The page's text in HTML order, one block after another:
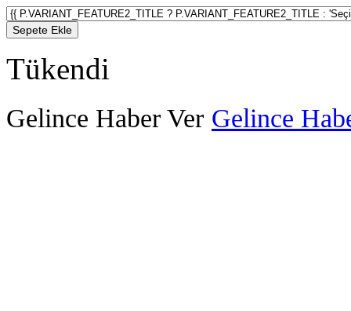
Sepete Ekle
Tükendi
Gelince Haber Ver Gelince